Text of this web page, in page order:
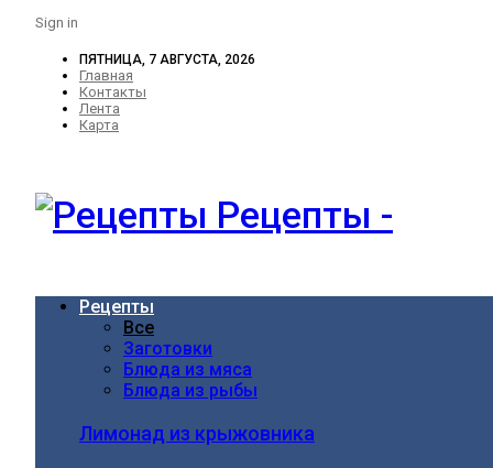
Sign in
ПЯТНИЦА, 7 АВГУСТА, 2026
Главная
Контакты
Лента
Карта
Рецепты -
Рецепты
Все
Заготовки
Блюда из мяса
Блюда из рыбы
Лимонад из крыжовника